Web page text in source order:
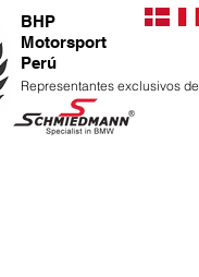
BHP
Motorsport
Perú
Representantes exclusivos de